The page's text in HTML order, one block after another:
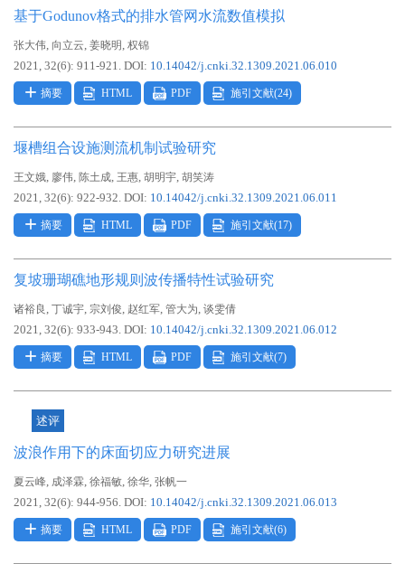
基于Godunov格式的排水管网水流数值模拟
张大伟, 向立云, 姜晓明 , 权锦
2021, 32(6): 911-921. DOI: 10.14042/j.cnki.32.1309.2021.06.010
摘要 HTML PDF 施引文献(24)
堰槽组合设施测流机制试验研究
王文娥, 廖伟, 陈土成, 王惠, 胡明宇, 胡笑涛
2021, 32(6): 922-932. DOI: 10.14042/j.cnki.32.1309.2021.06.011
摘要 HTML PDF 施引文献(17)
复坡珊瑚礁地形规则波传播特性试验研究
诸裕良 , 丁诚宇, 宗刘俊, 赵红军, 管大为, 谈雯倩
2021, 32(6): 933-943. DOI: 10.14042/j.cnki.32.1309.2021.06.012
摘要 HTML PDF 施引文献(7)
述评
波浪作用下的床面切应力研究进展
夏云峰, 成泽霖, 徐福敏, 徐华, 张帆一
2021, 32(6): 944-956. DOI: 10.14042/j.cnki.32.1309.2021.06.013
摘要 HTML PDF 施引文献(6)